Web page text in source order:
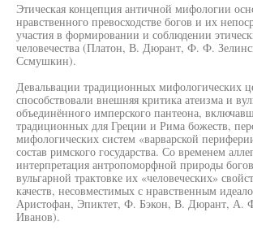
Этическая концепция античной мифологии
нравственного превосходстве богов и их
участия в формировании и соблюдении
человечества (Платон, В. Дюрант, Ф. Ф.
Ссмушкин).
Девальвации традиционных мифологических
способствовали внешняя критика атеизма и
объединённого имперского пантеона,
традиционных для Греции и Рима божеств,
мифологических систем «варварской
состав римского государства. Со временем
интерпретация антропоморфной природы
вульгарной трактовке их «человеческих»
качеств, несовместимых с нравственным
Аристофан, Эпиктет, Ф. Бэкон, В. Дюрант, А.
Иванов).